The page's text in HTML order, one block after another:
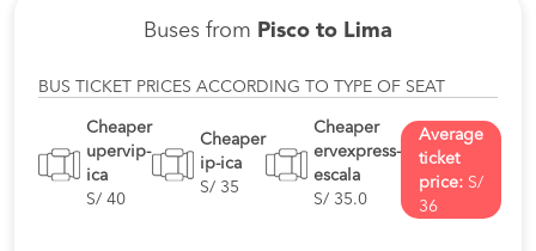
Buses from Pisco to Lima
BUS TICKET PRICES ACCORDING TO TYPE OF SEAT
Cheaper
upervip-
ica
S/ 40
Cheaper
ip-ica
S/ 35
Cheaper
ervexpress-
escala
S/ 35.0
Average
ticket
price: S/
36